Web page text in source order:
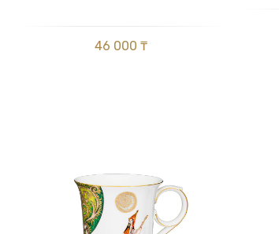
46 000 ₸